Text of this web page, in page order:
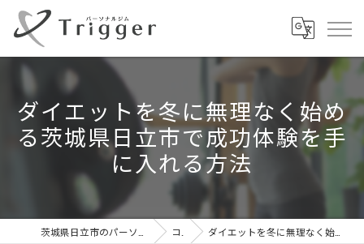
ダイエットを冬に無理なく始め
る茨城県日立市で成功体験を手
に入れる方法
コラム ダイエットを冬に無理なく始める茨城県日立市で成功体験を手に入れる方法